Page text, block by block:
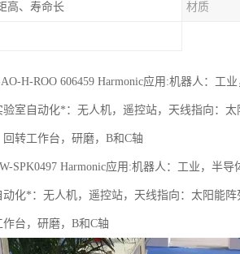
高、寿命长 材质
H-ROO 606459 Harmonic应用:机器人：
室自动化*：无人机，遥控站，天线指向：
转工作台，研磨，B和C轴
SPK0497 Harmonic应用:机器人：工业，半
化*：无人机，遥控站，天线指向：太阳能
台，研磨，B和C轴